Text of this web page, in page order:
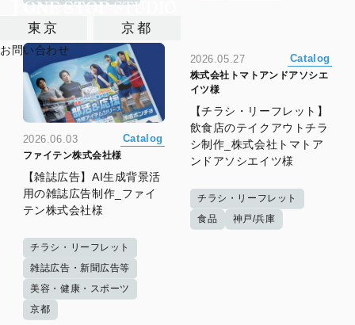
東京 京都
お問い合わせ
2026.06.03 Catalog
ファイテン株式会社様
【雑誌広告】AI生成背景活
用の雑誌広告制作_ファイ
テン株式会社様
チラシ・リーフレット
雑誌広告・新聞広告等
美容・健康・スポーツ
京都
2026.05.27 Catalog
株式会社トマトアンドアソシエ
イツ様
【チラシ・リーフレット】
飲食店のテイクアウトチラ
シ制作_株式会社トマトア
ンドアソシエイツ様
チラシ・リーフレット
食品
神戸/兵庫